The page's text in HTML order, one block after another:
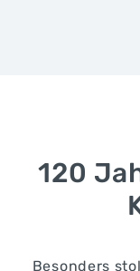
120
Besonders